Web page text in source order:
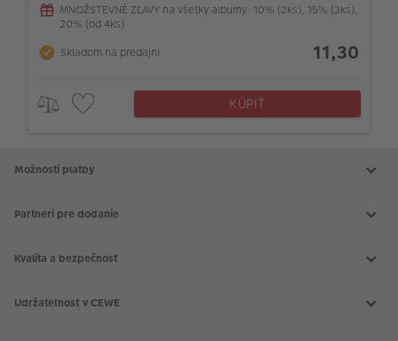
MNOŽSTEVNÉ ZĽAVY na všetky albumy: 10% (2ks), 15% (3ks),
20% (od 4ks)
Skladom na predajni
11,30
KÚPIŤ
Možnosti platby
Partneri pre dodanie
Kvalita a bezpečnosť
Udržateľnosť v CEWE